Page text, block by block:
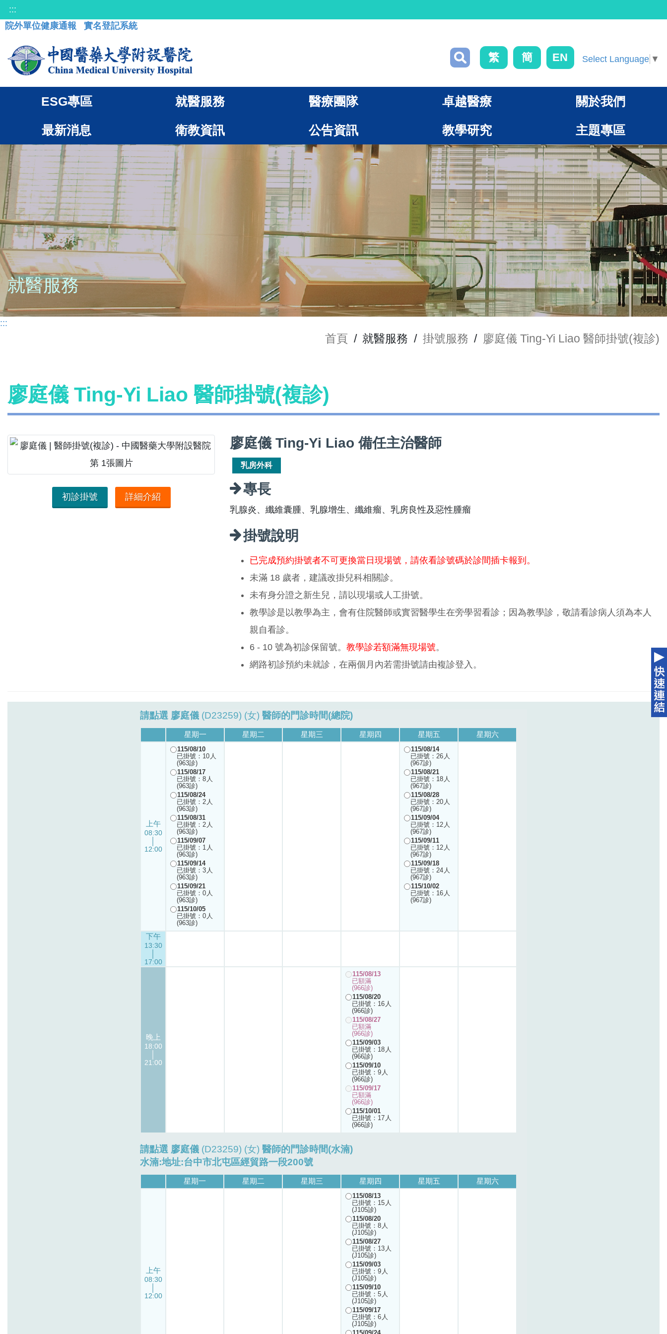
:::
院外單位健康通報
實名登記系統
繁 簡 EN Select Language ▼
ESG專區 就醫服務 醫療團隊 卓越醫療 關於我們
最新消息 衛教資訊 公告資訊 教學研究 主題專區
就醫服務
:::
首頁 / 就醫服務 / 掛號服務 / 廖庭儀 Ting-Yi Liao 醫師掛號(複診)
廖庭儀 Ting-Yi Liao 醫師掛號(複診)
初診掛號 詳細介紹
廖庭儀 Ting-Yi Liao 備任主治醫師
乳房外科
專長
乳腺炎、纖維囊腫、乳腺增生、纖維瘤、乳房良性及惡性腫瘤
掛號說明
已完成預約掛號者不可更換當日現場號，請依看診號碼於診間插卡報到。
未滿 18 歲者，建議改掛兒科相關診。
未有身分證之新生兒，請以現場或人工掛號。
教學診是以教學為主，會有住院醫師或實習醫學生在旁學習看診；因為教學診，敬請看診病人須為本人
親自看診。
6 - 10 號為初診保留號。 教學診若額滿無現場號。
網路初診預約未就診，在兩個月內若需掛號請由複診登入。